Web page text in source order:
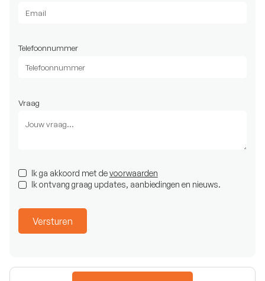
Telefoonnummer
Vraag
Ik ga akkoord met devoorwaarden
Ik ontvang graag updates, aanbiedingen en nieuws.